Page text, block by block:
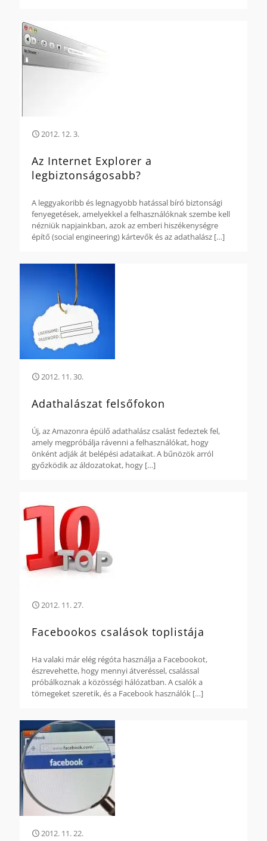
2012. 12. 3.
Az Internet Explorer a
legbiztonságosabb?
A leggyakoribb és legnagyobb hatással bíró biztonsági
fenyegetések, amelyekkel a felhasználóknak szembe kell
nézniük napjainkban, azok az emberi hiszékenységre
építő (social engineering) kártevők és az adathalász […]
2012. 11. 30.
Adathalászat felsőfokon
Új, az Amazonra épülő adathalász csalást fedeztek fel,
amely megpróbálja rávenni a felhasználókat, hogy
önként adják át belépési adataikat. A bűnözök arról
győzködik az áldozatokat, hogy […]
2012. 11. 27.
Facebookos csalások toplistája
Ha valaki már elég régóta használja a Facebookot,
észrevehette, hogy mennyi átveréssel, csalással
próbálkoznak a közösségi hálózatban. A csalók a
tömegeket szeretik, és a Facebook használók […]
2012. 11. 22.